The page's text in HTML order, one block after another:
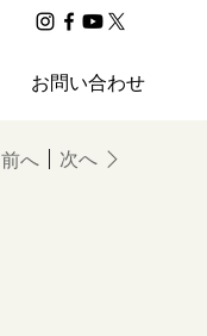
お問い合わせ
前へ 次へ